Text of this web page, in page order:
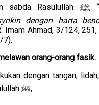
berdasarkan sabda Rasulullah ﷺ, “
dengan harta
Imam Ahmad, 3/124,
7).
orang-orang fasik.
dengan tangan,
sabda Rasulullah ﷺ,